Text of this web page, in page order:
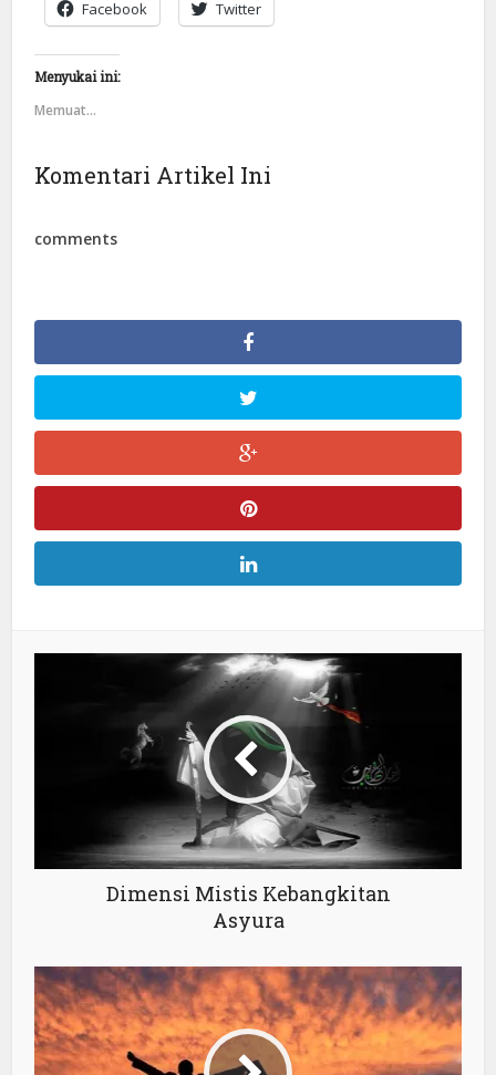
Facebook Twitter
Menyukai ini:
Memuat...
Komentari Artikel Ini
comments
Dimensi Mistis Kebangkitan
Asyura